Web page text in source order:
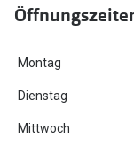
Back to School:
Trends
Nuance Audio Brille
Ray-Ban Meta
Montag
Dienstag
Mittwoch